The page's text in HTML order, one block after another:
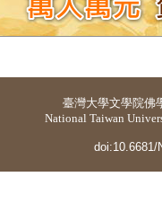
臺灣大學文學院佛
National Taiwan
doi:10.6681/